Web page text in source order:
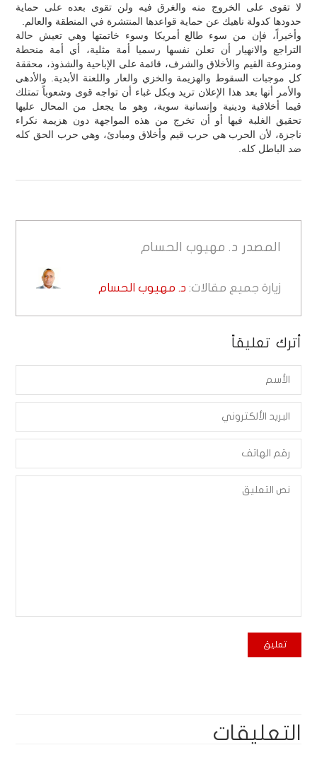
لا تقوى على الخروج منه والغرق فيه ولن تقوى بعده على حماية
حدودها كدولة ناهيك عن حماية قواعدها المنتشرة في المنطقة والعالم.
وأخيراً، فإن من سوء طالع أمريكا وسوء خاتمتها وهي تعيش حالة
التراجع والانهيار أن تعلن نفسها رسميا أمة مثلية، أي أمة منحطة
ومنزوعة القيم والأخلاق والشرف، قائمة على الإباحية والشذوذ، محققة
كل موجبات السقوط والهزيمة والخزي والعار واللعنة الأبدية. والأدهى
والأمر أنها بعد هذا الإعلان تريد وبكل غباء أن تواجه قوى وشعوباً تمتلك
قيما أخلاقية ودينية وإنسانية سوية، وهو ما يجعل من المحال عليها
تحقيق الغلبة فيها أو أن تخرج من هذه المواجهة دون هزيمة نكراء
ناجزة، لأن الحرب هي حرب قيم وأخلاق ومبادئ، وهي حرب الحق كله
ضد الباطل كله.
المصدر د. مهيوب الحسام
زيارة جميع مقالات: د. مهيوب الحسام
أترك تعليقاً
التعليقات